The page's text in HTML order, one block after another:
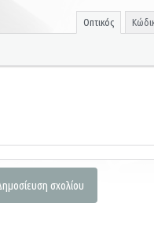
Οπτικός